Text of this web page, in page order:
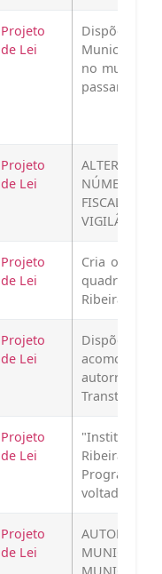
Projeto
de Lei
Dispõe
Municipal
no
passará a…
Projeto
de Lei
ALTERA O
NÚMERO DE
FISCAL
VIGILÂNCIA…
Projeto
de Lei
Cria o
quadro de
Ribeira do
Projeto
de Lei
Dispõe
Transtorno
Projeto
de Lei
"Institui,
Ribeira do
Programa
voltado para
Projeto
de Lei
MUNICIPAL